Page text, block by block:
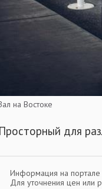
на Востоке
Просторный для
Информация на портале
Для уточнения цен или